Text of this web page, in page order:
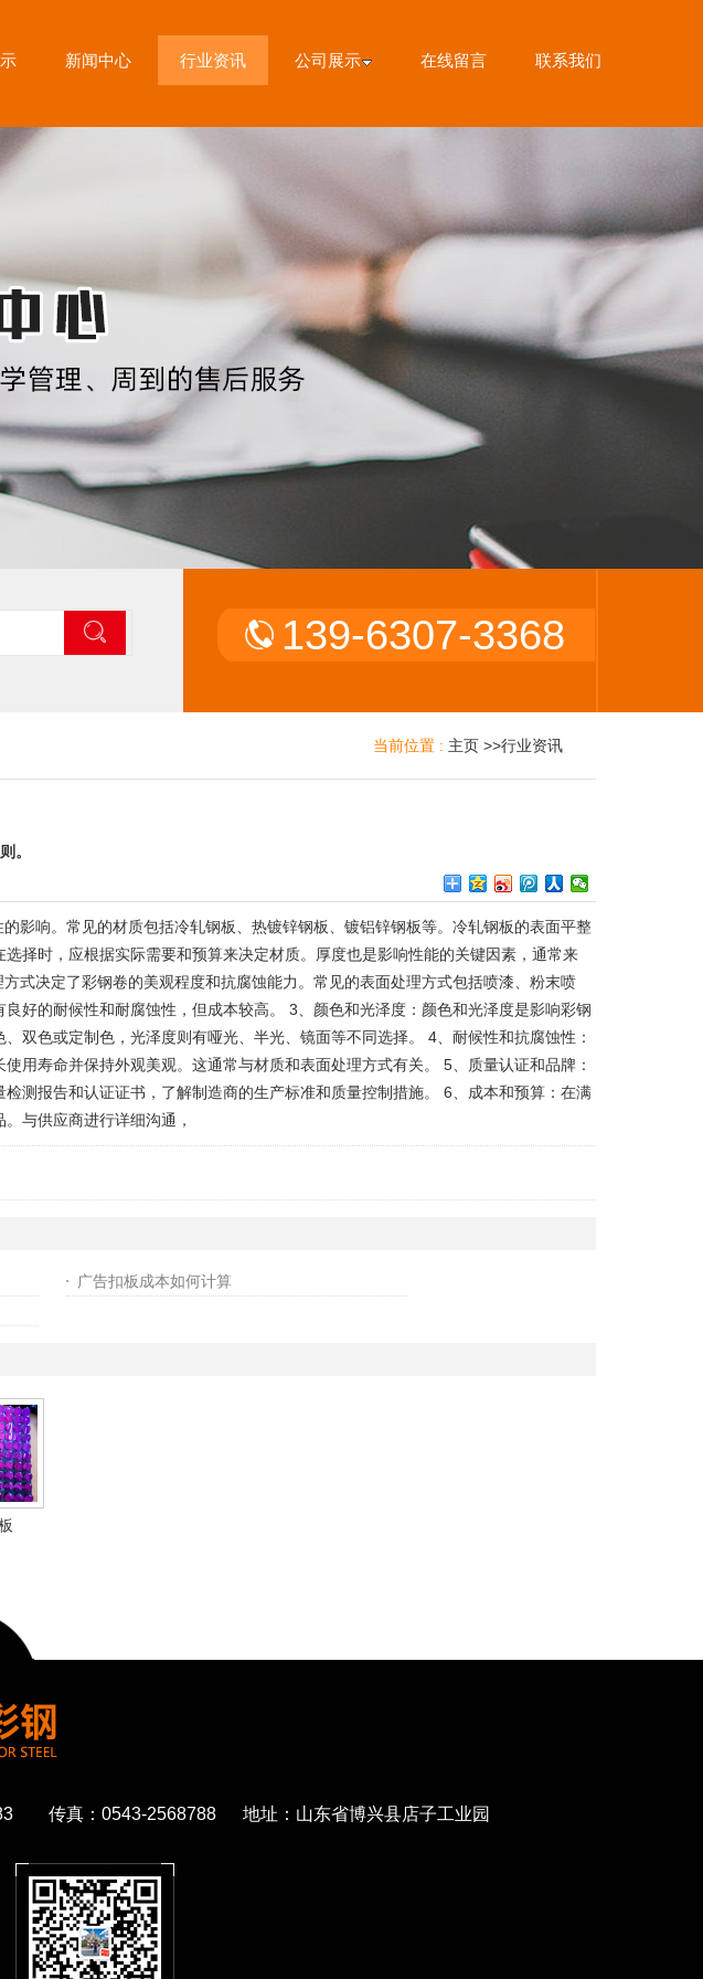
新闻中心 行业资讯 公司展示 在线留言 联系我们
139-6307-3368
当前位置 : 主页 >>行业资讯
。
影响。常见的材质包括冷轧钢板、热镀锌钢板、镀铝锌钢板等。冷轧钢板的表面平整
择时，应根据实际需要和预算来决定材质。厚度也是影响性能的关键因素，通常来
式决定了彩钢卷的美观程度和抗腐蚀能力。常见的表面处理方式包括喷漆、粉末喷
好的耐候性和耐腐蚀性，但成本较高。 3、颜色和光泽度：颜色和光泽度是影响彩钢
双色或定制色，光泽度则有哑光、半光、镜面等不同选择。 4、耐候性和抗腐蚀性：
用寿命并保持外观美观。这通常与材质和表面处理方式有关。 5、质量认证和品牌：
测报告和认证证书，了解制造商的生产标准和质量控制措施。 6、成本和预算：在满
与供应商进行详细沟通，
广告扣板成本如何计算
传真：0543-2568788 地址：山东省博兴县店子工业园